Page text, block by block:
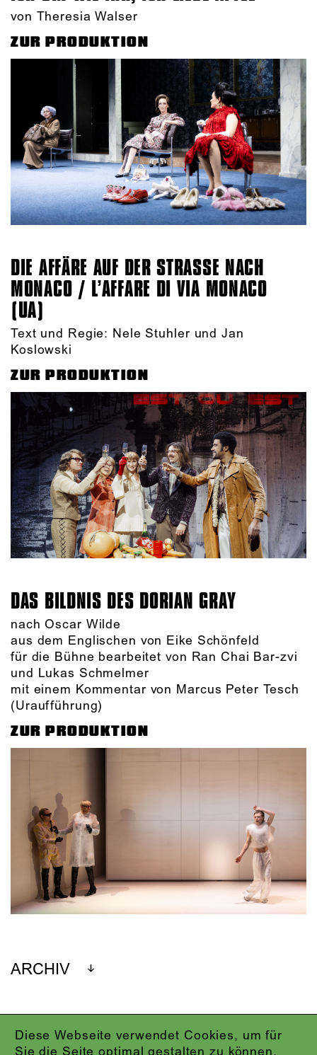
Diese Webseite verwendet Cookies, um für
Sie die Seite optimal gestalten zu können.
von Theresia Walser
ZUR PRODUKTION
DIE AFFÄRE AUF DER STRASSE NACH M
ONACO / L’AFFARE DI VIA MONACO (
UA)
Text und Regie: Nele Stuhler und Jan
Koslowski
ZUR PRODUKTION
DAS BILDNIS DES DORIAN GRAY
nach Oscar Wilde
aus dem Englischen von Eike Schönfeld
für die Bühne bearbeitet von Ran Chai Bar-zvi
und Lukas Schmelmer
mit einem Kommentar von Marcus Peter Tesch
(Uraufführung)
ZUR PRODUKTION
ARCHIV
IMPRESSUM